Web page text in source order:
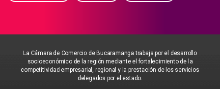
La Cámara de Comercio de Bucaramanga trabaja por el desarrollo
socioeconómico de la región mediante el fortalecimiento de la
competitividad empresarial, regional y la prestación de los servicios
delegados por el estado.